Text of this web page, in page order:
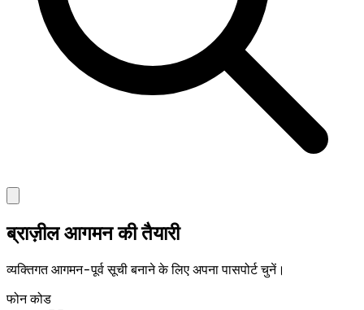
ब्राज़ील आगमन की तैयारी
व्यक्तिगत आगमन-पूर्व सूची बनाने के लिए अपना पासपोर्ट चुनें।
फोन कोड